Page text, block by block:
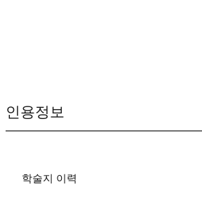
인용정보
학술지 이력